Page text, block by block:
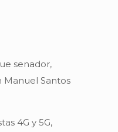
senador,
Manuel Santos
4G y 5G,